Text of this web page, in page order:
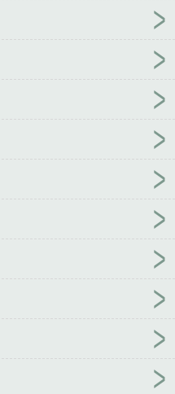
病
荒原囚徒by布兰琪